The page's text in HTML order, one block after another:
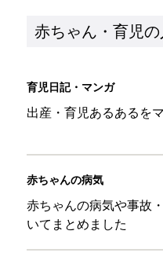
赤ちゃん・育児
育児日記・マンガ
出産・育児あるあるを
赤ちゃんの病気
赤ちゃんの病気や事故
いてまとめました